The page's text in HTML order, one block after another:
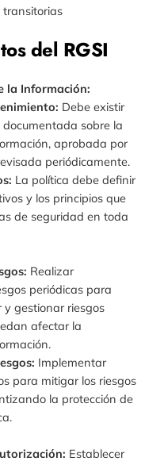
transitorias
del RGSI
la Información:
Debe existir
sobre la
aprobada por
periódicamente.
La política debe definir
y los principios que
de seguridad en toda
Realizar
periódicas para
gestionar riesgos
afectar la
Implementar
para mitigar los riesgos
la protección de
Establecer